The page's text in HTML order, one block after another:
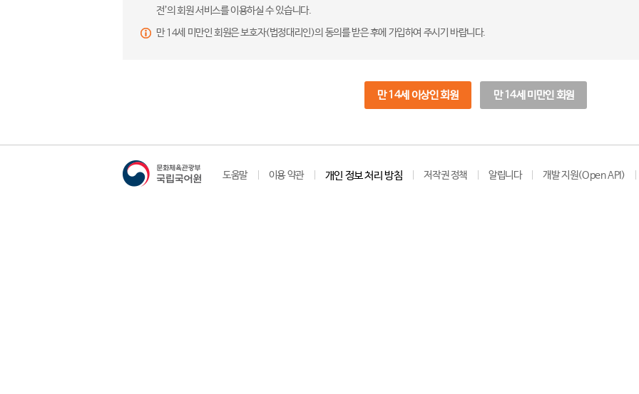
전’의 회원 서비스를 이용하실 수 있습니다.
만 14세 미만인 회원은 보호자(법정대리인)의 동의를 받은 후에 가입하여 주시기 바랍니다.
만 14세 이상인 회원 만 14세 미만인 회원
도움말 이용 약관 개인 정보 처리 방침 저작권 정책 알립니다 개발 지원(Open API)